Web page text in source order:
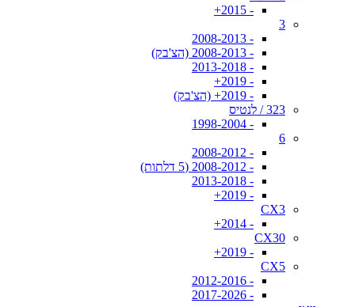
- 2015+
3
- 2008-2013
- 2008-2013 (הצ'בק)
- 2013-2018
- 2019+
- 2019+ (הצ'בק)
323 / לנטיס
- 1998-2004
6
- 2008-2012
- 2008-2012 (5 דלתות)
- 2013-2018
- 2019+
CX3
- 2014+
CX30
- 2019+
CX5
- 2012-2016
- 2017-2026